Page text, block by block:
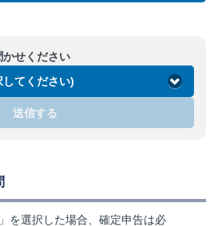
せください
してください)
送信する
を選択した場合、確定申告は必